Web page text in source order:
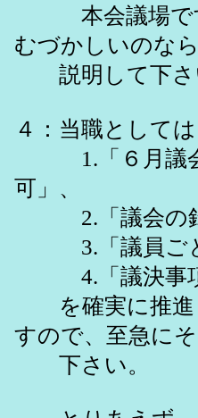
本会議場です
むづかしいのな
説明して下さ
４：当職としては
1.「６月議会
可」、
2.「議会の録
3.「議員ごと
4.「議決事項
を確実に推進
すので、至急に
下さい。